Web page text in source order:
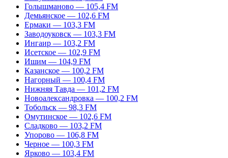
Голышманово — 105,4 FM
Демьянское — 102,6 FM
Ермаки — 103,3 FM
Заводоуковск — 103,3 FM
Ингаир — 103,2 FM
Исетское — 102,9 FM
Ишим — 104,9 FM
Казанское — 100,2 FM
Нагорный — 100,4 FM
Нижняя Тавда — 101,2 FM
Новоалександровка — 100,2 FM
Тобольск — 98,3 FM
Омутинское — 102,6 FM
Сладково — 103,2 FM
Упорово — 106,8 FM
Черное — 100,3 FM
Ярково — 103,4 FM